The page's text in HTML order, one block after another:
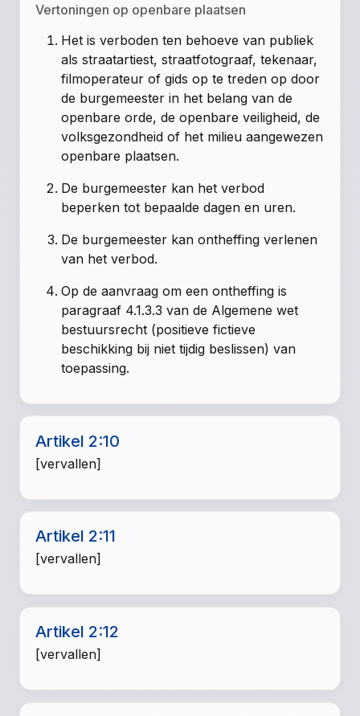
Vertoningen op openbare plaatsen
Het is verboden ten behoeve van publiek
als straatartiest, straatfotograaf, tekenaar,
filmoperateur of gids op te treden op door
de burgemeester in het belang van de
openbare orde, de openbare veiligheid, de
volksgezondheid of het milieu aangewezen
openbare plaatsen.
De burgemeester kan het verbod
beperken tot bepaalde dagen en uren.
De burgemeester kan ontheffing verlenen
van het verbod.
Op de aanvraag om een ontheffing is
paragraaf 4.1.3.3 van de Algemene wet
bestuursrecht (positieve fictieve
beschikking bij niet tijdig beslissen) van
toepassing.
Artikel 2:10
[vervallen]
Artikel 2:11
[vervallen]
Artikel 2:12
[vervallen]